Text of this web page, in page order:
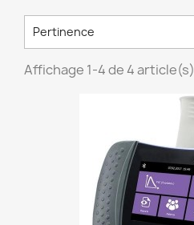
Pertinence
Affichage 1-4 de 4 article(s)